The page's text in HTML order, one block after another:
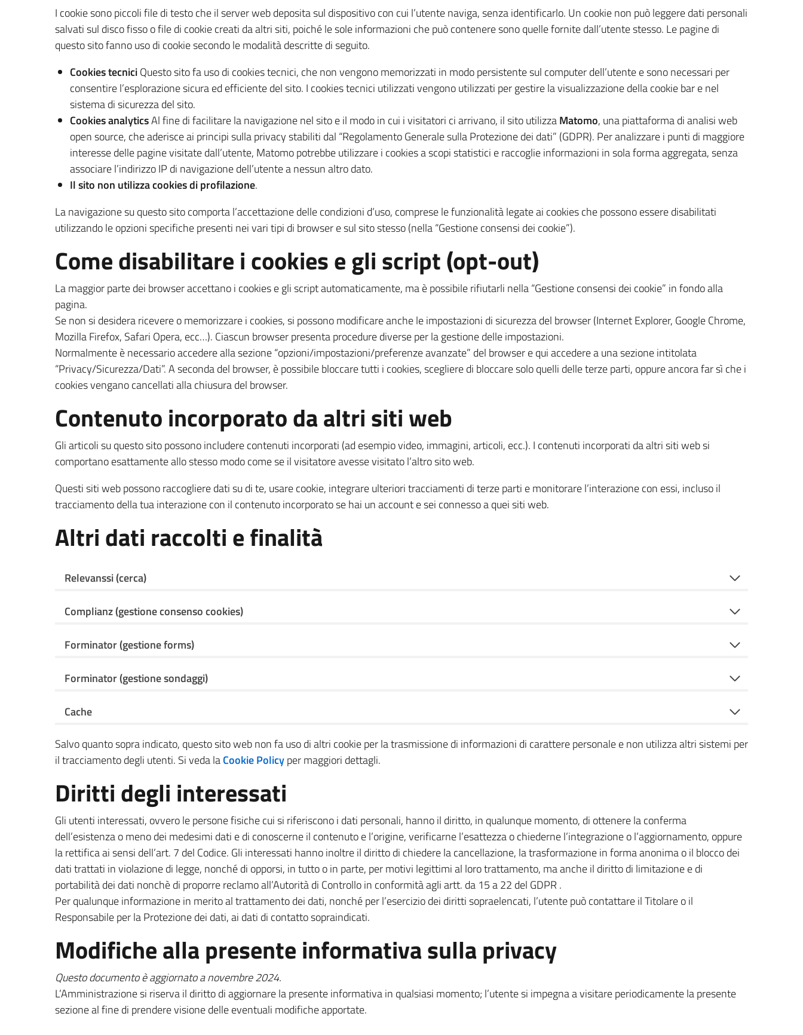
I cookie sono piccoli file di testo che il server web deposita sul dispositivo con cui l’utente naviga, senza identificarlo. Un cookie non può leggere dati personali
salvati sul disco fisso o file di cookie creati da altri siti, poiché le sole informazioni che può contenere sono quelle fornite dall’utente stesso. Le pagine di
questo sito fanno uso di cookie secondo le modalità descritte di seguito.
Cookies tecniciQuesto sito fa uso di cookies tecnici, che non vengono memorizzati in modo persistente sul computer dell’utente e sono necessari per
consentire l’esplorazione sicura ed efficiente del sito. I cookies tecnici utilizzati vengono utilizzati per gestire la visualizzazione della cookie bar e nel
sistema di sicurezza del sito.
Cookies analyticsAl fine di facilitare la navigazione nel sito e il modo in cui i visitatori ci arrivano, il sito utilizzaMatomo, una piattaforma di analisi web
open source, che aderisce ai principi sulla privacy stabiliti dal “Regolamento Generale sulla Protezione dei dati” (GDPR). Per analizzare i punti di maggiore
interesse delle pagine visitate dall’utente, Matomo potrebbe utilizzare i cookies a scopi statistici e raccoglie informazioni in sola forma aggregata, senza
associare l’indirizzo IP di navigazione dell’utente a nessun altro dato.
Il sito non utilizza cookies di profilazione.
La navigazione su questo sito comporta l’accettazione delle condizioni d’uso, comprese le funzionalità legate ai cookies che possono essere disabilitati
utilizzando le opzioni specifiche presenti nei vari tipi di browser e sul sito stesso (nella “Gestione consensi dei cookie”).
Come disabilitare i cookies e gli script (opt-out)
La maggior parte dei browser accettano i cookies e gli script automaticamente, ma è possibile rifiutarli nella “Gestione consensi dei cookie” in fondo alla
pagina.
Se non si desidera ricevere o memorizzare i cookies, si possono modificare anche le impostazioni di sicurezza del browser (Internet Explorer, Google Chrome,
Mozilla Firefox, Safari Opera, ecc…). Ciascun browser presenta procedure diverse per la gestione delle impostazioni.
Normalmente è necessario accedere alla sezione “opzioni/impostazioni/preferenze avanzate” del browser e qui accedere a una sezione intitolata
“Privacy/Sicurezza/Dati”. A seconda del browser, è possibile bloccare tutti i cookies, scegliere di bloccare solo quelli delle terze parti, oppure ancora far sì che i
cookies vengano cancellati alla chiusura del browser.
Contenuto incorporato da altri siti web
Gli articoli su questo sito possono includere contenuti incorporati (ad esempio video, immagini, articoli, ecc.). I contenuti incorporati da altri siti web si
comportano esattamente allo stesso modo come se il visitatore avesse visitato l’altro sito web.
Questi siti web possono raccogliere dati su di te, usare cookie, integrare ulteriori tracciamenti di terze parti e monitorare l’interazione con essi, incluso il
tracciamento della tua interazione con il contenuto incorporato se hai un account e sei connesso a quei siti web.
Altri dati raccolti e finalità
Relevanssi(cerca)
Complianz (gestione consenso cookies)
Forminator(gestione forms)
Forminator(gestione sondaggi)
Cache
Salvo quanto sopra indicato, questo sito web non fa uso di altri cookie per la trasmissione di informazioni di carattere personale e non utilizza altri sistemi per
il tracciamento degli utenti. Si veda laCookie Policyper maggiori dettagli.
Diritti degli interessati
Gli utenti interessati, ovvero le persone fisiche cui si riferiscono i dati personali, hanno il diritto, in qualunque momento, di ottenere la conferma
dell’esistenza o meno dei medesimi dati e di conoscerne il contenuto e l’origine, verificarne l’esattezza o chiederne l’integrazione o l’aggiornamento, oppure
la rettifica ai sensi dell’art. 7 del Codice. Gli interessati hanno inoltre il diritto di chiedere la cancellazione, la trasformazione in forma anonima o il blocco dei
dati trattati in violazione di legge, nonché di opporsi, in tutto o in parte, per motivi legittimi al loro trattamento, ma anche il diritto di limitazione e di
portabilità dei dati nonchè di proporre reclamo all’Autorità di Controllo in conformità agli artt. da 15 a 22 del GDPR .
Per qualunque informazione in merito al trattamento dei dati, nonché per l’esercizio dei diritti sopraelencati, l’utente può contattare il Titolare o il
Responsabile per la Protezione dei dati, ai dati di contatto sopraindicati.
Modifiche alla presente informativa sulla privacy
Questo documento è aggiornato a novembre 2024.
L’Amministrazione si riserva il diritto di aggiornare la presente informativa in qualsiasi momento; l’utente si impegna a visitare periodicamente la presente
sezione al fine di prendere visione delle eventuali modifiche apportate.